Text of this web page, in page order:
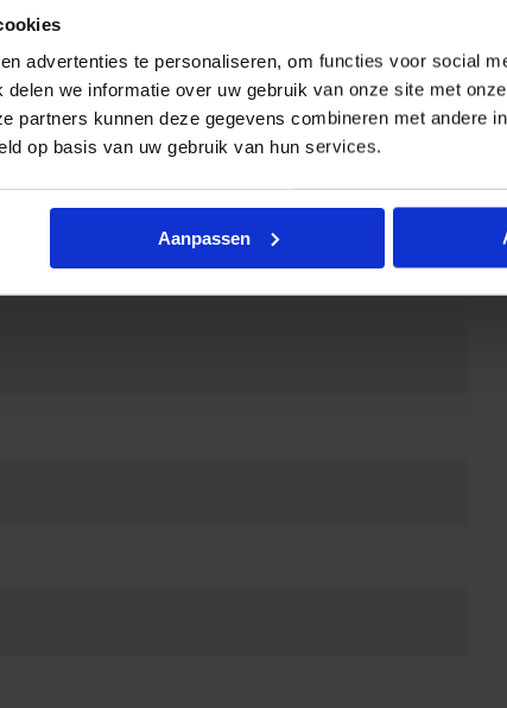
advertenties te personaliseren, om functies voor social
we informatie over uw gebruik van onze site met
partners kunnen deze gegevens combineren met andere
op basis van uw gebruik van hun services.
Aanpassen